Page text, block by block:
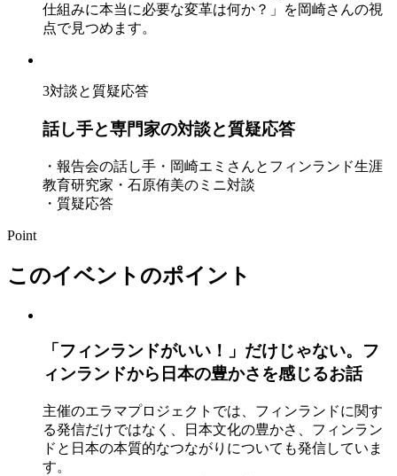
仕組みに本当に必要な変革は何か？」を岡崎さんの視
点で見つめます。
3対談と質疑応答
話し手と専門家の対談と質疑応答
・報告会の話し手・岡崎エミさんとフィンランド生涯
教育研究家・石原侑美のミニ対談
・質疑応答
Point
このイベントのポイント
「フィンランドがいい！」だけじゃない。フ
ィンランドから日本の豊かさを感じるお話
主催のエラマプロジェクトでは、フィンランドに関す
る発信だけではなく、日本文化の豊かさ、フィンラン
ドと日本の本質的なつながりについても発信していま
す。